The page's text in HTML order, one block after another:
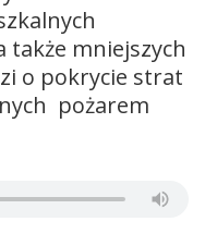
także mniejszych
o pokrycie strat
pożarem